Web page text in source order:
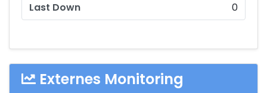
0
Externes Monitoring